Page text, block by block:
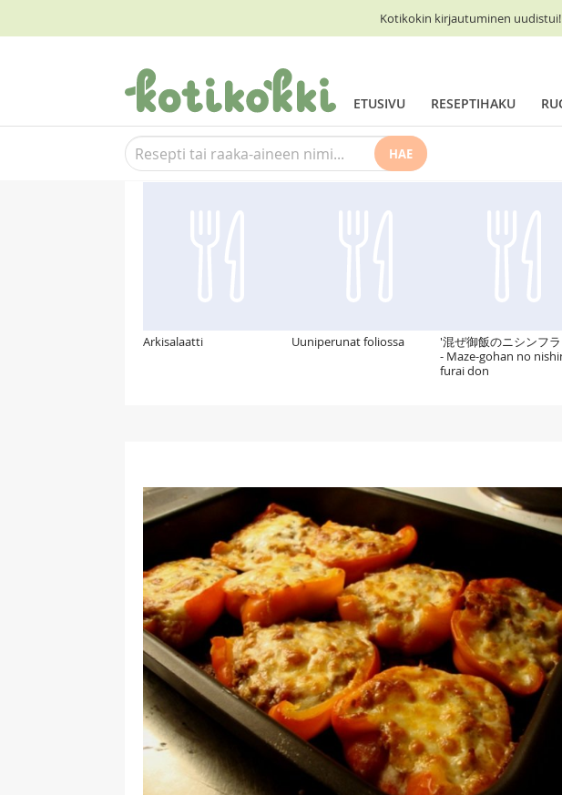
Kotikokin kirjautuminen
ETUSIVU RESEPTIHAKU
HAE
Suosittelemme myös
Arkisalaatti Uuniperunat foliossa
'混ぜ御飯のニシンフ
- Maze-gohan no
furai don